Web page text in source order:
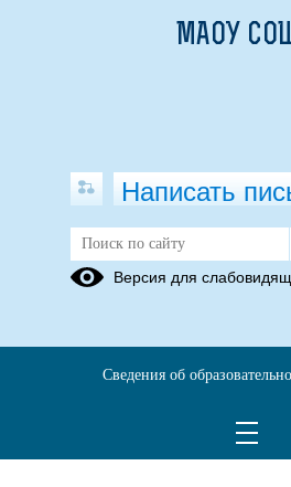
ГИА-9 2025
МАОУ
Написать
Версия для
Сведения об